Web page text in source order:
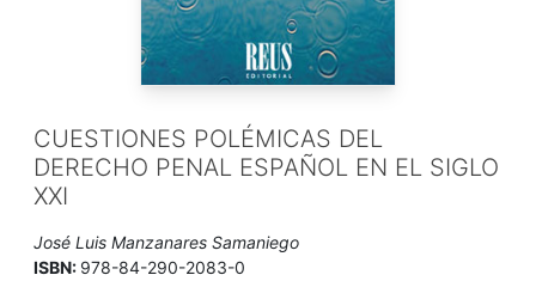
CUESTIONES POLÉMICAS DEL
DERECHO PENAL ESPAÑOL EN EL SIGLO
XXI
José Luis Manzanares Samaniego
ISBN: 978-84-290-2083-0